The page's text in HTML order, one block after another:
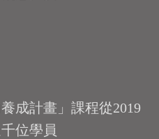
成計畫」課程從2019
位學員